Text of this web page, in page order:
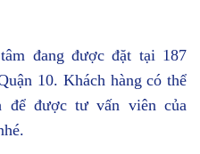
đang được đặt tại 187
10. Khách hàng có thể
để được tư vấn viên của